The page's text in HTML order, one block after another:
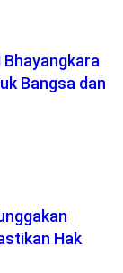
Bangsa dan
Hak